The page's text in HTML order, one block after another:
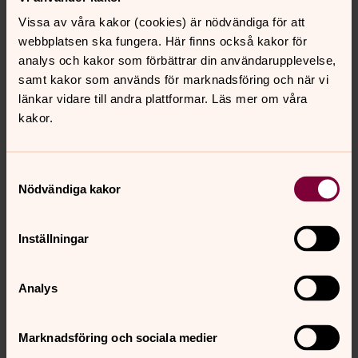
Vissa av våra kakor (cookies) är nödvändiga för att
webbplatsen ska fungera. Här finns också kakor för
analys och kakor som förbättrar din användarupplevelse,
samt kakor som används för marknadsföring och när vi
länkar vidare till andra plattformar. Läs mer om våra
kakor.
Nödvändiga kakor
Inställningar
Analys
Marknadsföring och sociala medier
Tina Dahllöw
Diakon, Stora Lundby-Östad pastorat
Direkt: 0302-49 61 12 Mobil:
072-180 91 12
E-post:tina.dahllow@svenskakyrkan.se
Församlingstidningen Ljusbäraren
Ljusbäraren. Den ges ut fyra gånger per år. Här kan du
läsa och ladda ner tidigare utgåvor i pdf-format.
Diakoni betyder tjänande. Det är kristen tro i praktisk
handling och kyrkans sociala stöd till människor i behov.